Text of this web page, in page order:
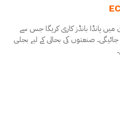
میں پانڈا بانڈز کاری کریگا جس سے
صنعتوں کی بحالی کے لیے بجلی